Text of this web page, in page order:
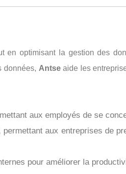
en optimisant la gestion des
données, Antseaide les
aux employés de se
aux entreprises de
pour améliorer la